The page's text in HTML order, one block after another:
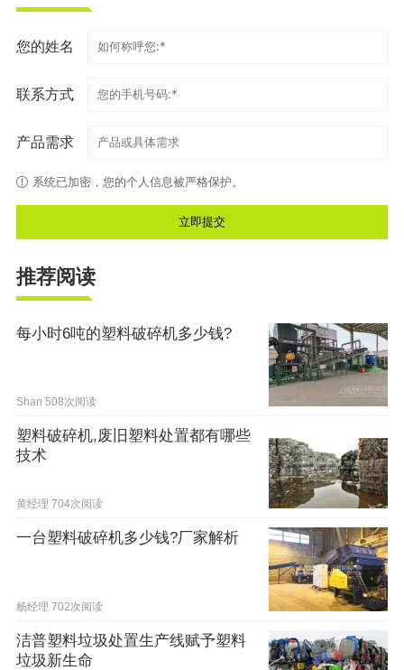
您的姓名
联系方式
产品需求
系统已加密，您的个人信息被严格保护。
推荐阅读
每小时6吨的塑料破碎机多少钱?
Shan 508次阅读
塑料破碎机,废旧塑料处置都有哪些
技术
黄经理 704次阅读
一台塑料破碎机多少钱?厂家解析
杨经理 702次阅读
洁普塑料垃圾处置生产线赋予塑料
垃圾新生命